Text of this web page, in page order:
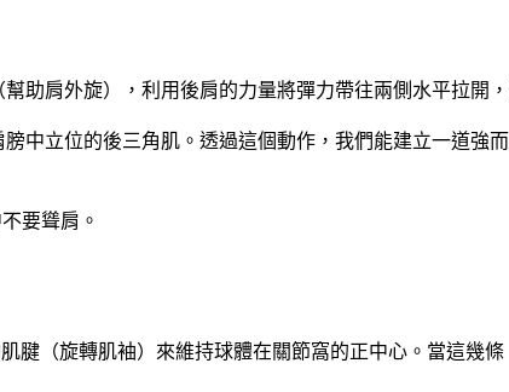
助肩外旋），利用後肩的力量將彈力帶往兩側水平拉開
中立位的後三角肌。透過這個動作，我們能建立一道強
要聳肩。
（旋轉肌袖）來維持球體在關節窩的正中心。當這幾